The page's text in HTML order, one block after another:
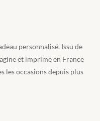
personnalisé. Issu de
et imprime en France
les occasions depuis plus